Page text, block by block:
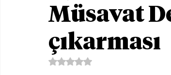
Müsavat
çıkarması
5 üzerinden NaN yıldız